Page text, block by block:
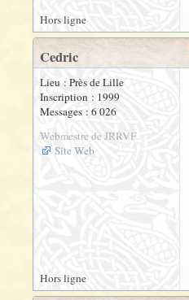
Hors ligne
Cedric
Lieu : Près de Lille
Inscription : 1999
Messages : 6 026
Webmestre de JRRVF
Site Web
Hors ligne